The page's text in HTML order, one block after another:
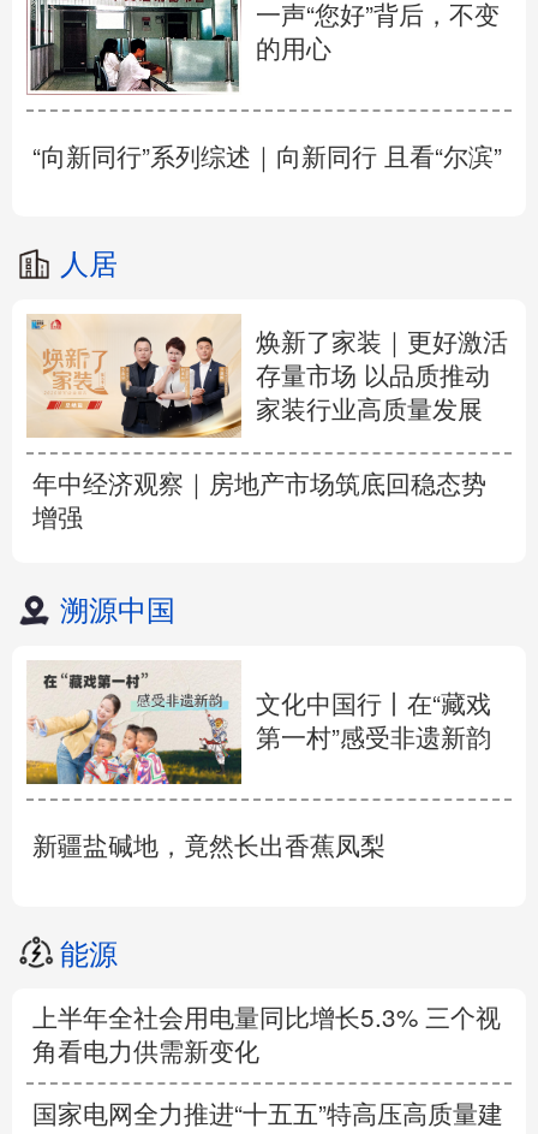
一声“您好”背后，不变
的用心
“向新同行”系列综述｜向新同行 且看“尔滨”
人居
焕新了家装｜更好激活
存量市场 以品质推动
家装行业高质量发展
年中经济观察｜房地产市场筑底回稳态势
增强
溯源中国
文化中国行丨在“藏戏
第一村”感受非遗新韵
新疆盐碱地，竟然长出香蕉凤梨
能源
上半年全社会用电量同比增长5.3% 三个视
角看电力供需新变化
国家电网全力推进“十五五”特高压高质量建